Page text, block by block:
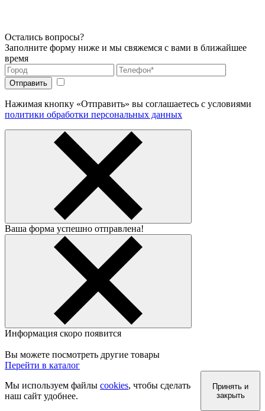
Остались вопросы?
Заполните форму ниже и мы свяжемся с вами в ближайшее
время
Нажимая кнопку «Отправить» вы соглашаетесь с условиями
политики обработки персональных данных
Ваша форма успешно отправлена!
Информация скоро появится
Вы можете посмотреть другие товары
Перейти в каталог
Мы используем файлы cookies, чтобы сделать
наш сайт удобнее.
Принять и
закрыть